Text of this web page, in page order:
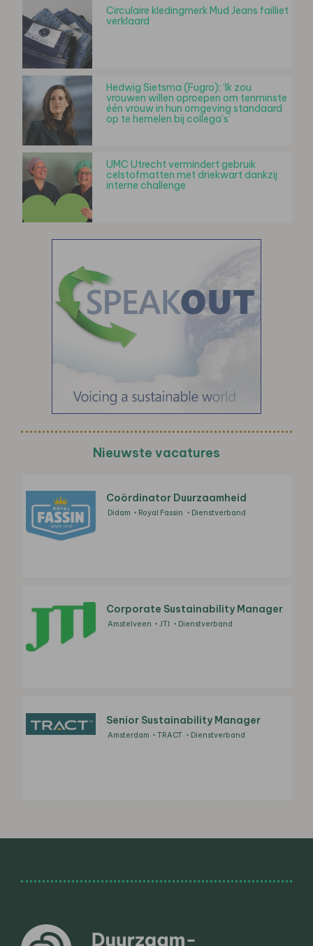
Circulaire kledingmerk Mud Jeans failliet
verklaard
Hedwig Sietsma (Fugro): ‘Ik zou
vrouwen willen oproepen om tenminste
één vrouw in hun omgeving standaard
op te hemelen bij collega’s’
UMC Utrecht vermindert gebruik
celstofmatten met driekwart dankzij
interne challenge
Nieuwste vacatures
Coördinator Duurzaamheid
Didam Royal Fassin Dienstverband
Corporate Sustainability Manager
Amstelveen JTI Dienstverband
Senior Sustainability Manager
Amsterdam TRACT Dienstverband